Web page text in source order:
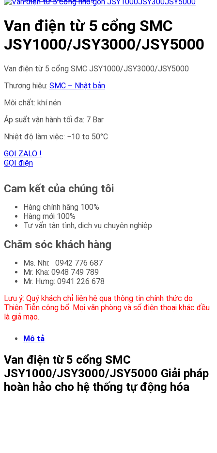
Van điện từ 5 cổng SMC
JSY1000/JSY3000/JSY5000
Van điện từ 5 cổng SMC JSY1000/JSY3000/JSY5000
Thương hiệu: SMC – Nhật bản
Môi chất: khí nén
Áp suất vận hành tối đa: 7 Bar
Nhiệt độ làm việc: −10 to 50°C
GỌI ZALO !
GỌI điện
Cam kết của chúng tôi
Hàng chính hãng 100%
Hàng mới 100%
Tư vấn tận tình, dịch vụ chuyên nghiệp
Chăm sóc khách hàng
Ms. Nhi: 0942 776 687
Mr. Kha: 0948 749 789
Mr. Hưng: 0941 226 678
Lưu ý: Quý khách chỉ liên hệ qua thông tin chính thức do
Thiên Tiễn công bố. Mọi văn phòng và số điện thoại khác đều
là giả mạo.
Mô tả
Van điện từ 5 cổng SMC
JSY1000/JSY3000/JSY5000 Giải pháp
hoàn hảo cho hệ thống tự động hóa